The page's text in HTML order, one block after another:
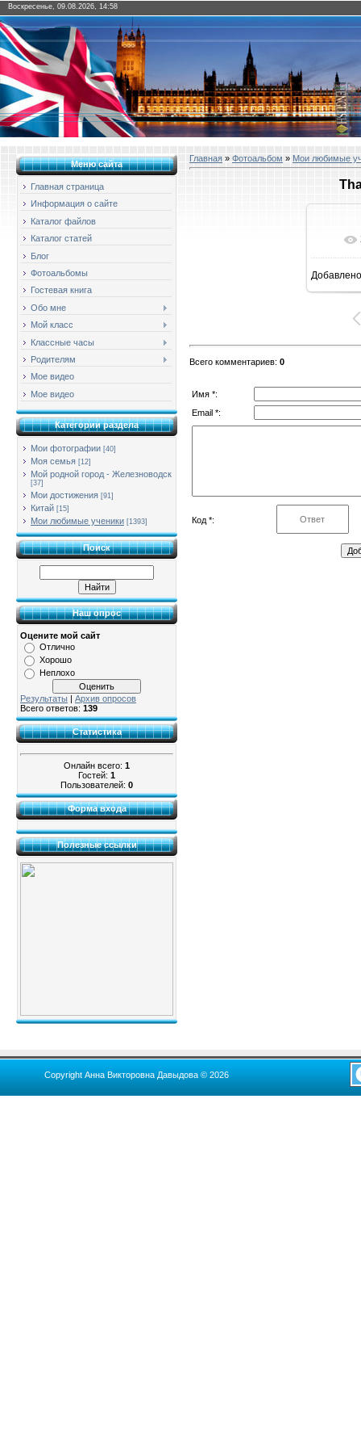
Воскресенье, 09.08.2026, 14:58
Меню сайта
Главная страница
Информация о сайте
Каталог файлов
Каталог статей
Блог
Фотоальбомы
Гостевая книга
Обо мне
Мой класс
Классные часы
Родителям
Мое видео
Мое видео
Категории раздела
Мои фотографии [40]
Моя семья [12]
Мой родной город - Железноводск
[37]
Мои достижения [91]
Китай [15]
Мои любимые ученики [1393]
Поиск
Наш опрос
Оцените мой сайт
Отлично
Хорошо
Неплохо
Результаты | Архив опросов
Всего ответов: 139
Статистика
Онлайн всего: 1
Гостей: 1
Пользователей: 0
Форма входа
Полезные ссылки
Главная » Фотоальбом » Мои любимые
Добавлено
Всего комментариев: 0
Имя *:
Email *:
Код *:
Copyright Анна Викторовна Давыдова © 2026